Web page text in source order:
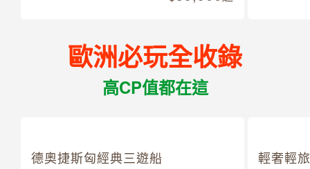
歐洲必玩全收錄
高CP值都在這
德奧捷斯匈經典三遊船 輕奢輕